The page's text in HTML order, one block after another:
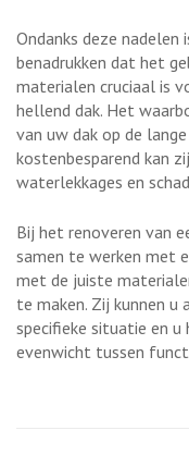
Ondanks deze
benadrukken dat het
materialen cruciaal is
hellend dak. Het
van uw dak op de
kostenbesparend kan
waterlekkages en
Bij het renoveren van
samen te werken met
met de juiste
te maken. Zij kunnen
specifieke situatie en u
evenwicht tussen